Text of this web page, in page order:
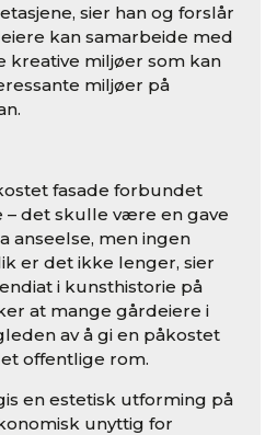
sier han og forslår
kan samarbeide med
kreative miljøer som kan
miljøer på
fasade forbundet
det skulle være en gave
anseelse, men ingen
er det ikke lenger, sier
i kunsthistorie på
at mange gårdeiere i
av å gi en påkostet
offentlige rom.
en estetisk utforming på
unyttig for